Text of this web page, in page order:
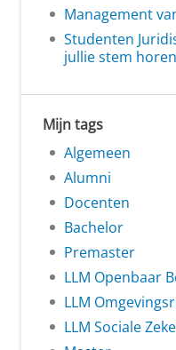
Management
Studenten
jullie stem
Mijn tags
Algemeen
Alumni
Docenten
Bachelor
Premaster
LLM Openbaar
LLM
LLM Sociale